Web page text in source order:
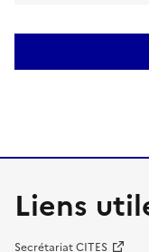
Liens
Secrétariat CITES